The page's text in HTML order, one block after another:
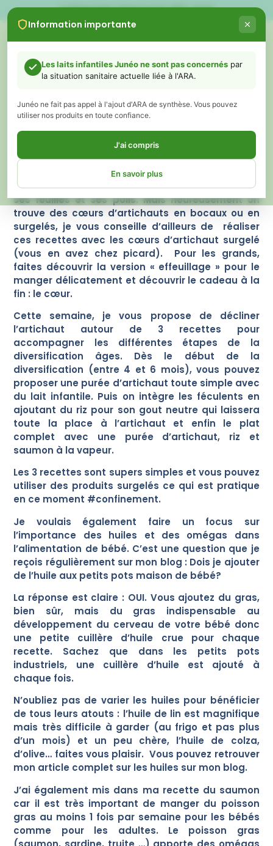
Information importante
Les laits infantiles Junéo ne sont pas concernés par
la situation sanitaire actuelle liée à l'ARA.
Junéo ne fait pas appel à l'ajout d'ARA de synthèse. Vous pouvez
utiliser nos produits en toute confiance.
J'ai compris
En savoir plus
Chers parents,
Vous avez peut-être vu ou entendu récemment des informations
concernant des retraits de certains laits infantiles liés à un ingrédient
appelé ARA (acide arachidonique).
Nous souhaitons avant tout vous rassurer :
les laits infantiles Junéo ne sont pas concernés par la situation
actuellement évoquée.
Les événements récents liés à la présence de céréulide dans certains
ingrédients à base d'ARA ne concernent en aucun cas les laits
infantiles Junéo, ceux-ci ne faisant pas appel à l'ajout d'ARA de
synthèse.
Les laits Junéo ne sont donc pas concernés par les retraits-rappels en
cours et peuvent être utilisés en toute confiance.
Dès la conception de ses formules, Junéo a fait le choix de ne pas
ajouter d'ARA de synthèse dans ses laits infantiles. Il s'agit d'un choix
nutritionnel, scientifique et technique, conforme à la réglementation
européenne en vigueur.
La sécurité de votre bébé et la qualité de nos produits sont au cœur de
nos engagements. Les laits infantiles Junéo sont élaborés dans le
strict respect des exigences réglementaires européennes et font
l'objet de contrôles rigoureux tout au long de leur fabrication.
questions.
Nous vous remercions de votre confiance.
— Emilie et Antoine, fondateurs de JUNÉO
LIVRAISON GRATUITE DÈS 60€
LA VAPEUR (DÈS 6 MOIS) + RIZ
(DÈS 8 MOIS)
Voilà un vrai légume de printemps : l’artichaut ! Il
est vrai que pour les petits, l’artichaut ne semble
pas le légume le plus facile à consommer avec
ses feuilles et ses poils. Mais heureusement on
trouve des cœurs d’artichauts en bocaux ou en
surgelés, je vous conseille d’ailleurs de réaliser
ces recettes avec les cœurs d’artichaut surgelé
(vous en avez chez picard). Pour les grands,
faites découvrir la version « effeuillage » pour le
manger délicatement et découvrir le cadeau à la
fin : le cœur.
Cette semaine, je vous propose de décliner
l’artichaut autour de 3 recettes pour
accompagner les différentes étapes de la
diversification âges. Dès le début de la
diversification (entre 4 et 6 mois), vous pouvez
proposer une purée d’artichaut toute simple avec
du lait infantile. Puis on intègre les féculents en
ajoutant du riz pour son gout neutre qui laissera
toute la place à l’artichaut et enfin le plat
complet avec une purée d’artichaut, riz et
saumon à la vapeur.
Les 3 recettes sont supers simples et vous pouvez
utiliser des produits surgelés ce qui est pratique
en ce moment #confinement.
Je voulais également faire un focus sur
l’importance des huiles et des omégas dans
l’alimentation de bébé. C’est une question que je
reçois régulièrement sur mon blog : Dois je ajouter
de l’huile aux petits pots maison de bébé?
La réponse est claire : OUI. Vous ajoutez du gras,
bien sûr, mais du gras indispensable au
développement du cerveau de votre bébé donc
une petite cuillère d’huile crue pour chaque
recette. Sachez que dans les petits pots
industriels, une cuillère d’huile est ajouté à
chaque fois.
N’oubliez pas de varier les huiles pour bénéficier
de tous leurs atouts : l’huile de lin est magnifique
mais très difficile à garder (au frigo et pas plus
d’un mois) et un peu chère, l’huile de colza,
d’olive… faites vous plaisir. Vous pouvez retrouver
mon article complet sur les huiles sur mon blog.
J’ai également mis dans ma recette du saumon
car il est très important de manger du poisson
gras au moins 1 fois par semaine pour les bébés
comme pour les adultes. Le poisson gras